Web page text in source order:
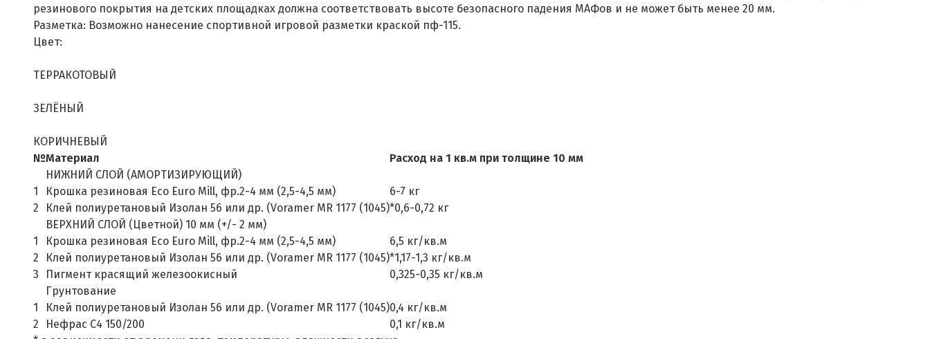
резинового покрытия на детских площадках должна соответствовать высоте безопасного падения МАФов и не может быть менее 20 мм.
Разметка: Возможно нанесение спортивной игровой разметки краской пф-115.
Цвет:
ТЕРРАКОТОВЫЙ
ЗЕЛЁНЫЙ
КОРИЧНЕВЫЙ
№Материал
Расход на 1 кв.м при толщине 10 мм
НИЖНИЙ СЛОЙ (АМОРТИЗИРУЮЩИЙ)
1
Крошка резиновая Eco Euro Mill, фр.2-4 мм (2,5-4,5 мм)
6-7 кг
2
Клей полиуретановый Изолан 56 или др. (Voramer MR 1177 (1045)*0,6-0,72 кг
ВЕРХНИЙ СЛОЙ (Цветной) 10 мм (+/- 2 мм)
1
Крошка резиновая Eco Euro Mill, фр.2-4 мм (2,5-4,5 мм)
6,5 кг/кв.м
2
Клей полиуретановый Изолан 56 или др. (Voramer MR 1177 (1045)*1,17-1,3 кг/кв.м
3
Пигмент красящий железоокисный
0,325-0,35 кг/кв.м
Грунтование
1
Клей полиуретановый Изолан 56 или др. (Voramer MR 1177 (1045)0,4 кг/кв.м
2
Нефрас С4 150/200
0,1 кг/кв.м